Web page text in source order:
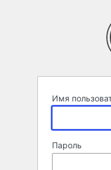
Имя
Пароль